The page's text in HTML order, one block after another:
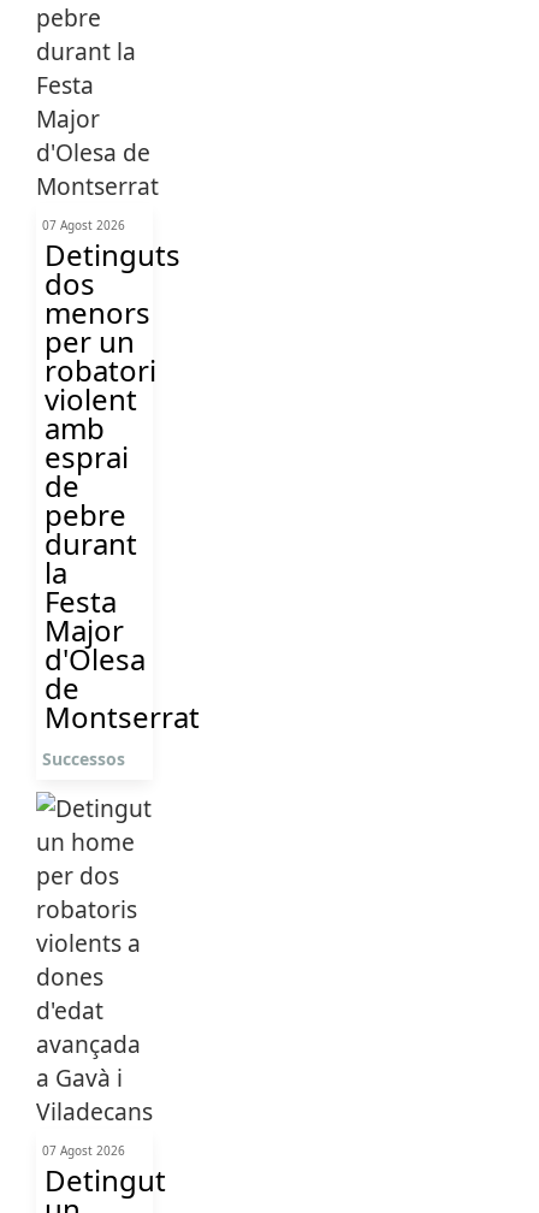
07 Agost 2026
Detinguts
dos
menors
per un
robatori
violent
amb
esprai
de
pebre
durant
la
Festa
Major
d'Olesa
de
Montserrat
Successos
07 Agost 2026
Detingut